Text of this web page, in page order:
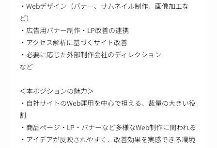
・Webデザイン（バナー、サムネイル制作、画像加工な
ど）
・広告用バナー制作・LP改善の連携
・アクセス解析に基づくサイト改善
・必要に応じた外部制作会社のディレクション
など
＜本ポジションの魅力＞
・自社サイトのWeb運用を中心で担える、裁量の大きい役
割
・商品ページ・LP・バナーなど多様なWeb制作に関われる
・アイデアが反映されやすく、改善効果を実感できる環境